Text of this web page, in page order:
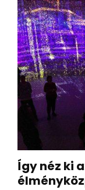
Így néz ki